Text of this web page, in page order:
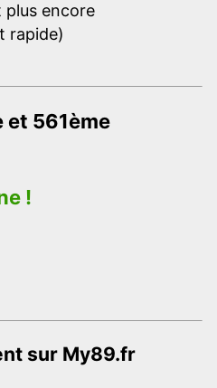
plus encore
rapide)
et 561ème
!
sur My89.fr